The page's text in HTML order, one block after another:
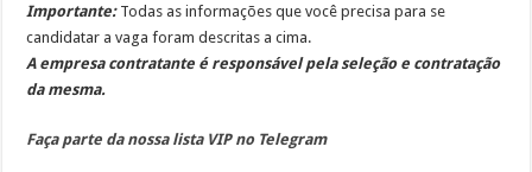
Importante:Todas as informações que você precisa para se
candidatar a vaga foram descritas a cima.
A empresa contratante é responsável pela seleção e contratação
da mesma.
Faça parte da nossa lista VIP no Telegram